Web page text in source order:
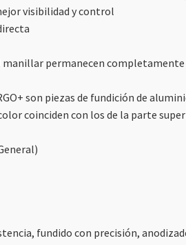
visibilidad y control
manillar permanecen
son piezas de fundición de
coinciden con los de la parte
fundido con precisión,